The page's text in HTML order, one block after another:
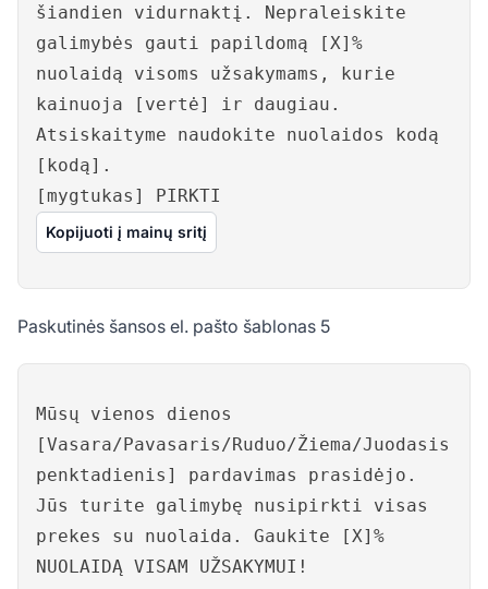
šiandien vidurnaktį. Nepraleiskite
galimybės gauti papildomą [X]%
nuolaidą visoms užsakymams, kurie
kainuoja [vertė] ir daugiau.
Atsiskaityme naudokite nuolaidos kodą
[kodą].
[mygtukas] PIRKTI
Kopijuoti į mainų sritį
Paskutinės šansos el. pašto šablonas 5
Mūsų vienos dienos
[Vasara/Pavasaris/Ruduo/Žiema/Juodasis
penktadienis] pardavimas prasidėjo.
Jūs turite galimybę nusipirkti visas
prekes su nuolaida. Gaukite [X]%
NUOLAIDĄ VISAM UŽSAKYMUI!